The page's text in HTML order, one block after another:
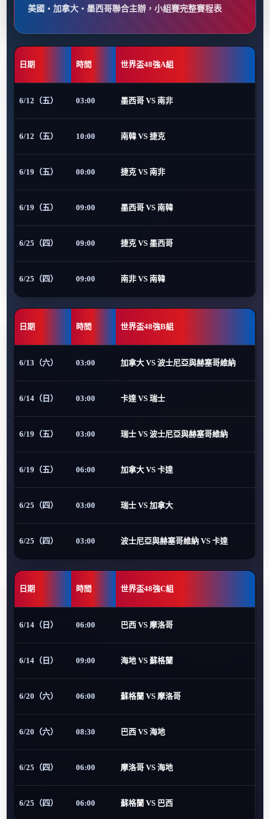
美國・加拿大・墨西哥聯合主辦，小組賽完整賽程表
日期 時間 世界盃48強A組
6/12（五） 03:00 墨西哥 VS 南非
6/12（五） 10:00 南韓 VS 捷克
6/19（五） 00:00 捷克 VS 南非
6/19（五） 09:00 墨西哥 VS 南韓
6/25（四） 09:00 捷克 VS 墨西哥
6/25（四） 09:00 南非 VS 南韓
日期 時間 世界盃48強B組
6/13（六） 03:00 加拿大 VS 波士尼亞與赫塞哥維納
6/14（日） 03:00 卡達 VS 瑞士
6/19（五） 03:00 瑞士 VS 波士尼亞與赫塞哥維納
6/19（五） 06:00 加拿大 VS 卡達
6/25（四） 03:00 瑞士 VS 加拿大
6/25（四） 03:00 波士尼亞與赫塞哥維納 VS 卡達
日期 時間 世界盃48強C組
6/14（日） 06:00 巴西 VS 摩洛哥
6/14（日） 09:00 海地 VS 蘇格蘭
6/20（六） 06:00 蘇格蘭 VS 摩洛哥
6/20（六） 08:30 巴西 VS 海地
6/25（四） 06:00 摩洛哥 VS 海地
6/25（四） 06:00 蘇格蘭 VS 巴西